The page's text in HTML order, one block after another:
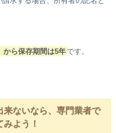
から保存期間は5年です。
来ないなら、専門業者で
みよう！